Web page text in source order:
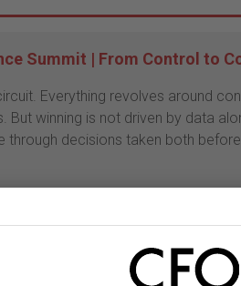
Summit | From Control to
Everything revolves around
But winning is not driven by data
through decisions taken both